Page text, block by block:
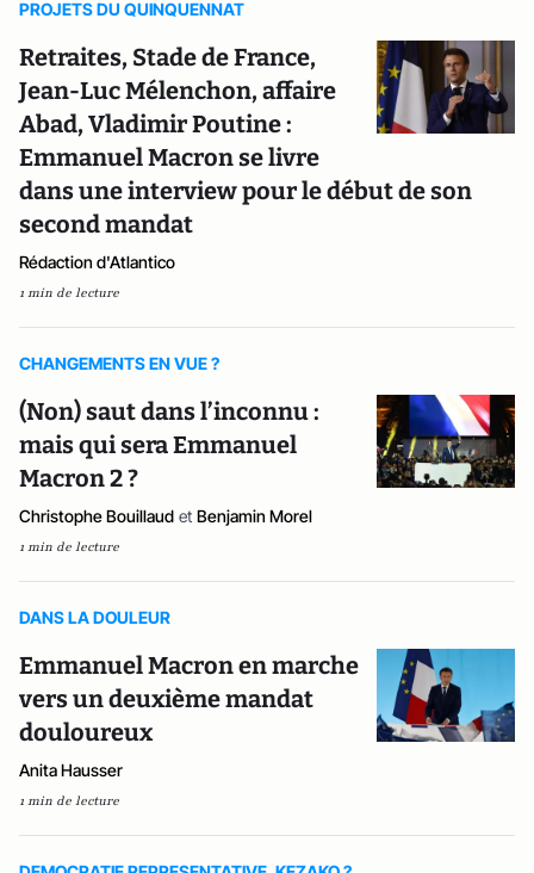
PROJETS DU QUINQUENNAT
Retraites, Stade de France,
Jean-Luc Mélenchon, affaire
Abad, Vladimir Poutine :
Emmanuel Macron se livre
dans une interview pour le début de son
second mandat
Rédaction d'Atlantico
1 min de lecture
CHANGEMENTS EN VUE ?
(Non) saut dans l’inconnu :
mais qui sera Emmanuel
Macron 2 ?
Christophe Bouillaud et Benjamin Morel
1 min de lecture
DANS LA DOULEUR
Emmanuel Macron en marche
vers un deuxième mandat
douloureux
Anita Hausser
1 min de lecture